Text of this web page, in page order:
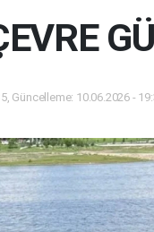
Güncelleme: 10.06.2026 -